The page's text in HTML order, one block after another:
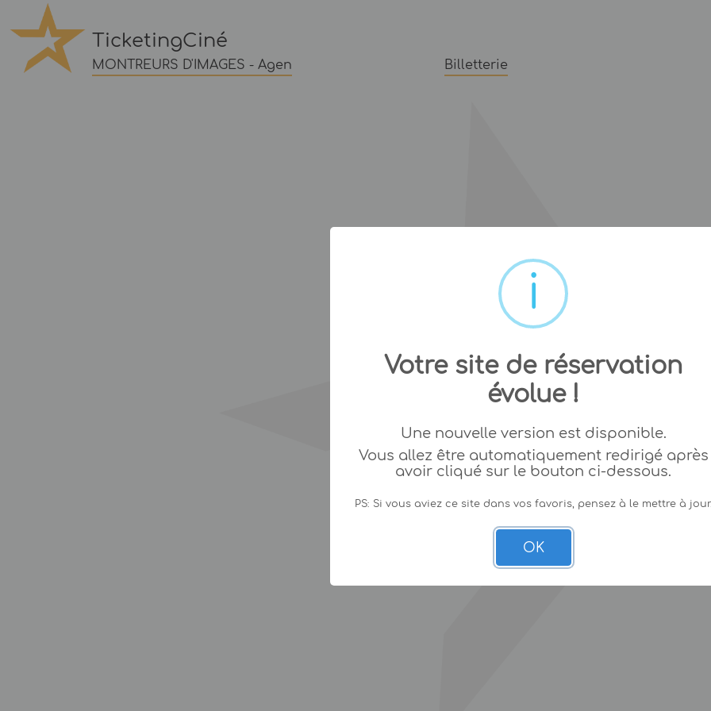
TicketingCiné
MONTREURS D'IMAGES - Agen Billetterie
Votre site de réservation
évolue !
Une nouvelle version est disponible.
Vous allez être automatiquement redirigé après
avoir cliqué sur le bouton ci-dessous.
PS: Si vous aviez ce site dans vos favoris, pensez à le mettre à
OK